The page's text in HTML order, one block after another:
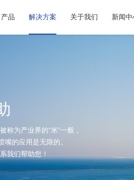
产品 解决方案 关于我们 新闻中
称为产业界的“米"一般，
嘴的应用是无限的。
我们帮助您！